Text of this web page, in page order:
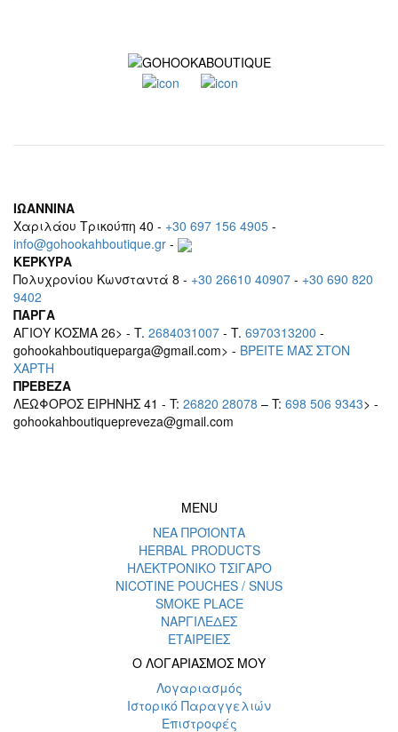
ΙΩΑΝΝΙΝΑ
Χαριλάου Τρικούπη 40 - +30 697 156 4905 -
info@gohookahboutique.gr -
ΚΕΡΚΥΡΑ
Πολυχρονίου Κωνσταντά 8 - +30 26610 40907 - +30 690 820
9402
ΠΑΡΓΑ
ΑΓΙΟΥ ΚΟΣΜΑ 26> - T. 2684031007 - T. 6970313200 -
gohookahboutiqueparga@gmail.com> - BΡEITE MAΣ ΣΤΟΝ
ΧΑΡΤΗ
ΠΡΕΒΕΖΑ
ΛΕΩΦΟΡΟΣ ΕΙΡΗΝΗΣ 41 - T: 26820 28078 – T: 698 506 9343> -
gohookahboutiquepreveza@gmail.com
MENU
ΝΕΑ ΠΡΟΪΟΝΤΑ
HERBAL PRODUCTS
ΗΛΕΚΤΡΟΝΙΚΟ ΤΣΙΓΑΡΟ
NICOTINE POUCHES / SNUS
SMOKE PLACE
ΝΑΡΓΙΛΕΔΕΣ
ΕΤΑΙΡΕΙΕΣ
Ο ΛΟΓΑΡΙΑΣΜΟΣ ΜΟΥ
Λογαριασμός
Ιστορικό Παραγγελιών
Επιστροφές